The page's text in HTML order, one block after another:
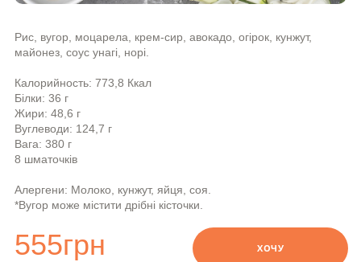
Рис, вугор, моцарела, крем-сир, авокадо, огірок, кунжут,
майонез, соус унагі, норі.
Калорийность: 773,8 Ккал
Білки: 36 г
Жири: 48,6 г
Вуглеводи: 124,7 г
Вага: 380 г
8 шматочків
Алергени: Молоко, кунжут, яйця, соя.
*Вугор може містити дрібні кісточки.
555грн ХОЧУ